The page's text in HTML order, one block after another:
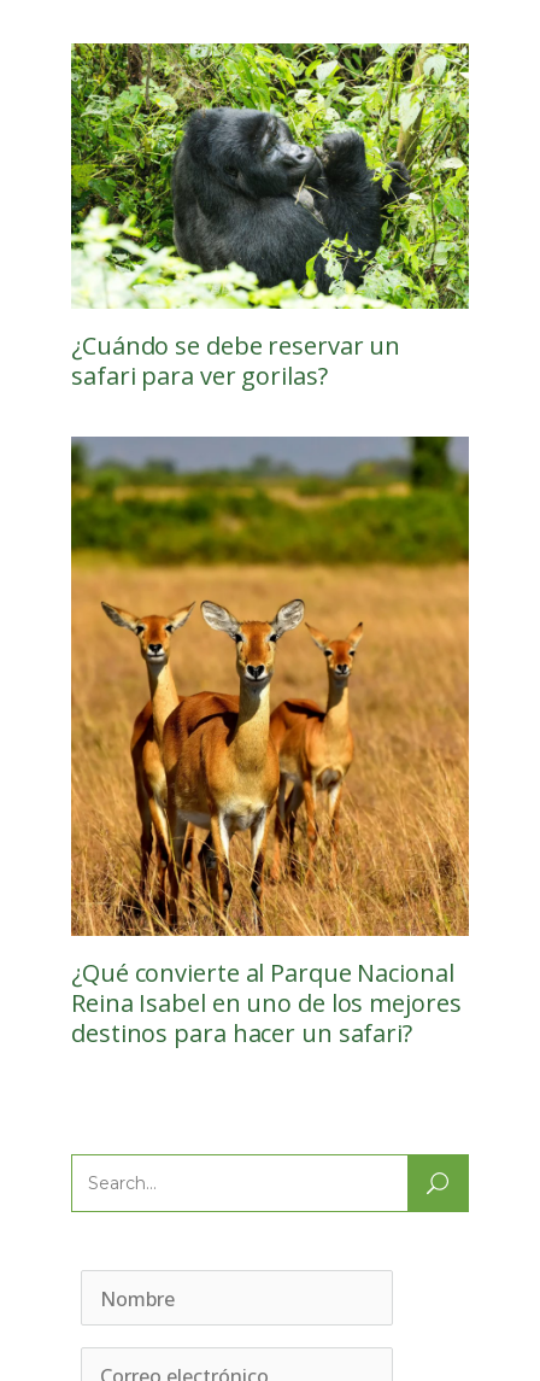
¿Cuándo se debe reservar un
safari para ver gorilas?
¿Qué convierte al Parque Nacional
Reina Isabel en uno de los mejores
destinos para hacer un safari?
Search